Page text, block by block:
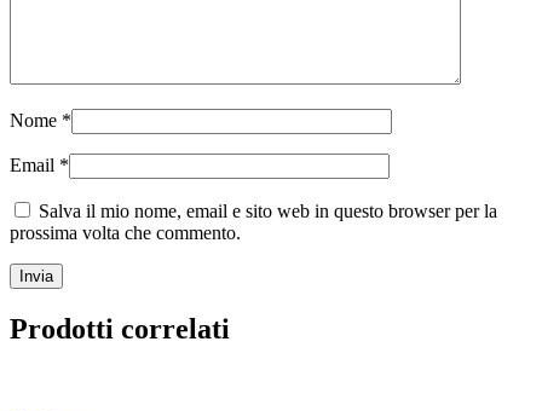
Nome *
Email *
Salva il mio nome, email e sito web in questo browser per la
prossima volta che commento.
Prodotti correlati